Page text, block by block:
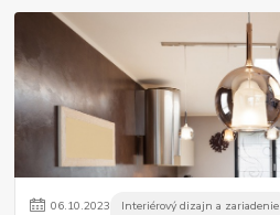
06.10.2023 Interiérový dizajn a zariadenie